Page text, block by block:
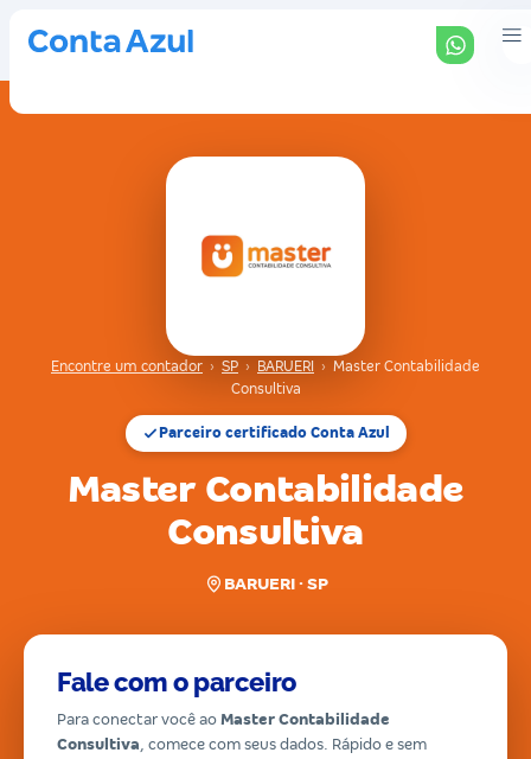
Encontre um contador › SP › BARUERI › Master Contabilidade
Consultiva
Parceiro certificado Conta Azul
Master Contabilidade
Consultiva
BARUERI · SP
Fale com o parceiro
Para conectar você ao Master Contabilidade
Consultiva, comece com seus dados. Rápido e sem